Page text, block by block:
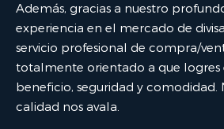
Además, gracias a nuestro
experiencia en el mercado de
servicio profesional de compra/
totalmente orientado a que logres
beneficio, seguridad y comodidad.
calidad nos avala.